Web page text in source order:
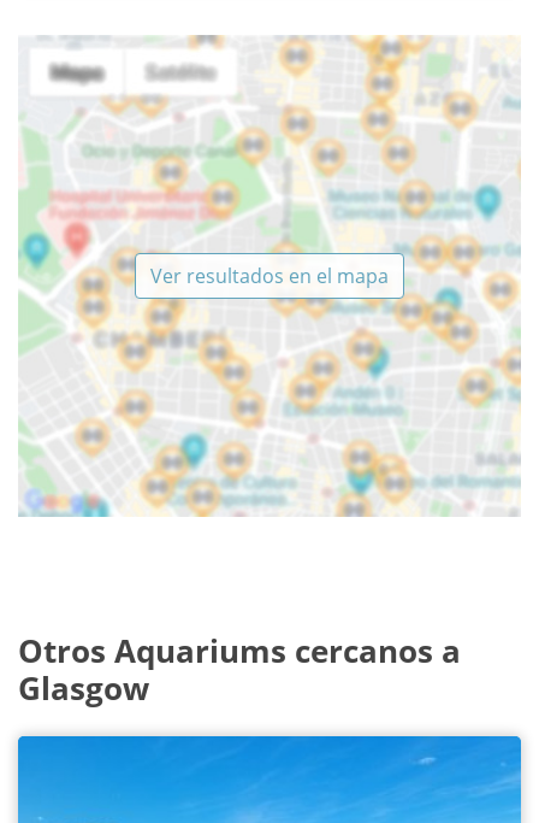
Ver resultados en el mapa
Otros Aquariums cercanos a
Glasgow